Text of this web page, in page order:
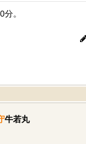
。
牛若丸